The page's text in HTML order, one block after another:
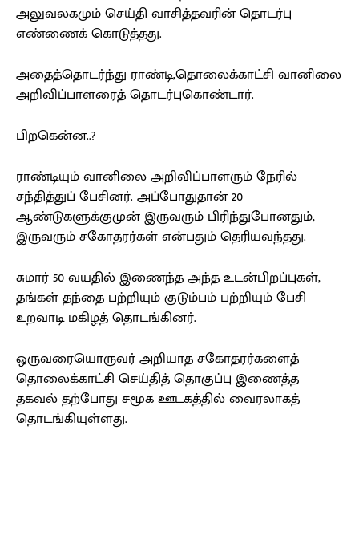
அலுவலகமும் செய்தி வாசித்தவரின் தொடர்பு
எண்ணைக் கொடுத்தது.
அதைத்தொடர்ந்து ராண்டி,தொலைக்காட்சி வானிலை
அறிவிப்பாளரைத் தொடர்புகொண்டார்.
பிறகென்ன..?
ராண்டியும் வானிலை அறிவிப்பாளரும் நேரில்
சந்தித்துப் பேசினர். அப்போதுதான் 20
ஆண்டுகளுக்குமுன் இருவரும் பிரிந்துபோனதும்,
இருவரும் சகோதரர்கள் என்பதும் தெரியவந்தது.
சுமார் 50 வயதில் இணைந்த அந்த உடன்பிறப்புகள்,
தங்கள் தந்தை பற்றியும் குடும்பம் பற்றியும் பேசி
உறவாடி மகிழத் தொடங்கினர்.
ஒருவரையொருவர் அறியாத சகோதரர்களைத்
தொலைக்காட்சி செய்தித் தொகுப்பு இணைத்த
தகவல் தற்போது சமூக ஊடகத்தில் வைரலாகத்
தொடங்கியுள்ளது.